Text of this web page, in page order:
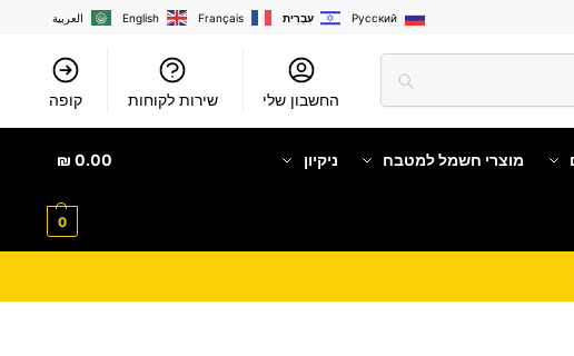
العربية English Français עִבְרִית Русский
החשבון שלי שירות לקוחות קופה
מוצרי חשמל למטבח ניקיון 0.00
₪
0